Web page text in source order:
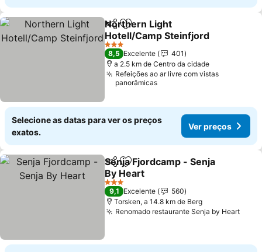
PartilharAdicionar aos favoritos
Northern Light
Hotell/Camp Steinfjord
3 Estrelas
8,5 Excelente
401
a 2.5 km de Centro da cidade
Refeições ao ar livre com vistas
panorâmicas
Selecione as datas para ver os preços
exatos.
Ver preços
PartilharAdicionar aos favoritos
Senja Fjordcamp - Senja
By Heart
3 Estrelas
9,1 Excelente
560
Torsken, a 14.8 km de Berg
Renomado restaurante Senja by Heart